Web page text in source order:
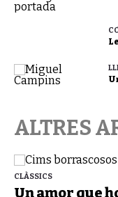
ALTRES
CLÀSSICS
Un amor que